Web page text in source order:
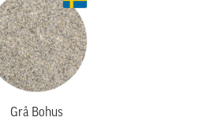
Grå Bohus